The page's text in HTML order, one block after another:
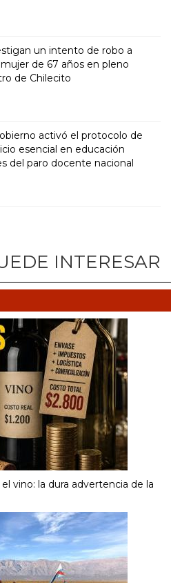
un intento de robo a
de 67 años en pleno
de Chilecito
activó el protocolo de
esencial en educación
del paro docente nacional
INTERESAR
vino: la dura advertencia de la